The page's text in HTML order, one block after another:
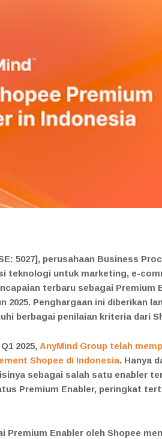
5027], perusahaan Business
teknologi untuk marketing, e-
terbaru sebagai Premium
2025. Penghargaan ini diberikan
berbagai penilaian kriteria dari
2025, AnyMind Group telah
Shopee di Indonesia. Hanya
sebagai salah satu enabler
Premium Enabler, peringkat
Premium Enabler oleh Shopee